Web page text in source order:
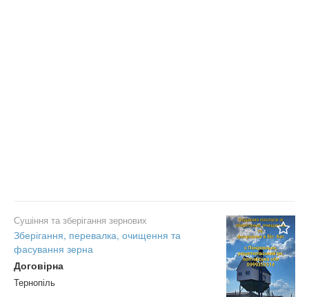
Сушіння та зберігання зернових
Зберігання, перевалка, очищення та
фасування зерна
Договірна
Тернопіль